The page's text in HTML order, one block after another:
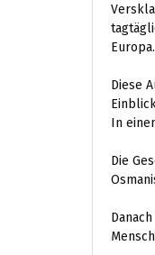
Europa.
Diese
In
Die